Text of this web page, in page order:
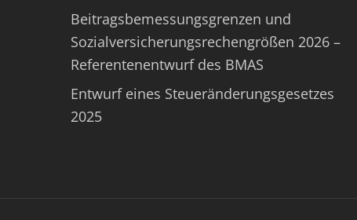
Beitragsbemessungsgrenzen und
Sozialversicherungsrechengrößen 2026 –
Referentenentwurf des BMAS
Entwurf eines Steueränderungsgesetzes
2025